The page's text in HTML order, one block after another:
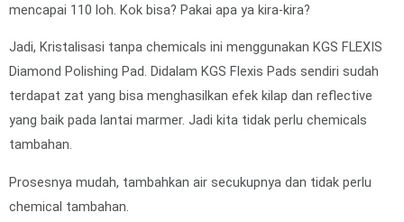
mencapai 110 loh. Kok bisa? Pakai apa ya kira-kira?
Jadi, Kristalisasi tanpa chemicals ini menggunakan KGS FLEXIS
Diamond Polishing Pad. Didalam KGS Flexis Pads sendiri sudah
terdapat zat yang bisa menghasilkan efek kilap dan reflective
yang baik pada lantai marmer. Jadi kita tidak perlu chemicals
tambahan.
Prosesnya mudah, tambahkan air secukupnya dan tidak perlu
chemical tambahan.